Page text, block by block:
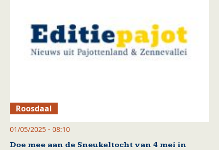
Roosdaal
01/05/2025 - 08:10
Doe mee aan de Sneukeltocht van 4 mei in